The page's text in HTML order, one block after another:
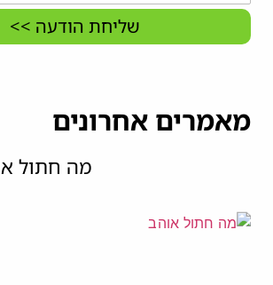
שליחת הודעה >>
מאמרים אחרונים
מה חתול